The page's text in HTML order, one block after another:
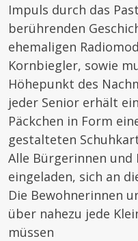
Impuls durch das
berührenden
ehemaligen
Kornbiegler, sowie
Höhepunkt des
jeder Senior erhält
Päckchen in Form
gestalteten
Alle Bürgerinnen
eingeladen, sich an
Die Bewohnerinnen
über nahezu jede
müssen